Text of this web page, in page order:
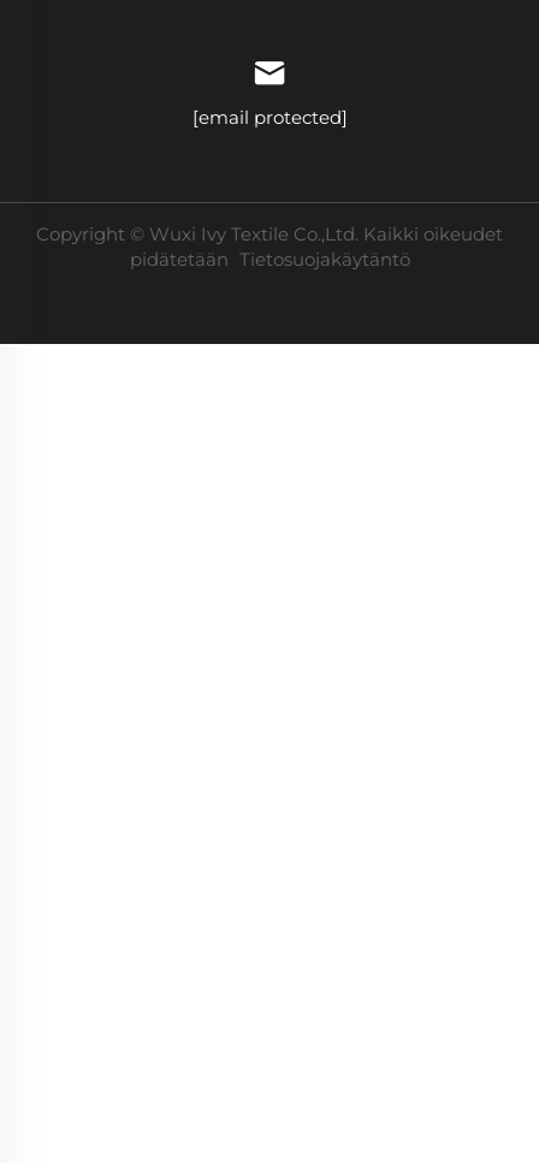
[email protected]
Copyright © Wuxi Ivy Textile Co.,Ltd. Kaikki oikeudet
pidätetään Tietosuojakäytäntö